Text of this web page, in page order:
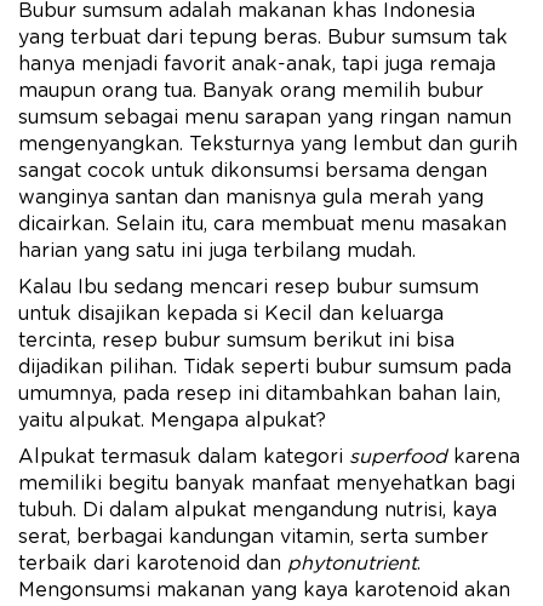
Bubur sumsum adalah makanan khas Indonesia
yang terbuat dari tepung beras. Bubur sumsum tak
hanya menjadi favorit anak-anak, tapi juga remaja
maupun orang tua. Banyak orang memilih bubur
sumsum sebagai menu sarapan yang ringan namun
mengenyangkan. Teksturnya yang lembut dan gurih
sangat cocok untuk dikonsumsi bersama dengan
wanginya santan dan manisnya gula merah yang
dicairkan. Selain itu, cara membuat menu masakan
harian yang satu ini juga terbilang mudah.
Kalau Ibu sedang mencari resep bubur sumsum
untuk disajikan kepada si Kecil dan keluarga
tercinta, resep bubur sumsum berikut ini bisa
dijadikan pilihan. Tidak seperti bubur sumsum pada
umumnya, pada resep ini ditambahkan bahan lain,
yaitu alpukat. Mengapa alpukat?
Alpukat termasuk dalam kategori superfood karena
memiliki begitu banyak manfaat menyehatkan bagi
tubuh. Di dalam alpukat mengandung nutrisi, kaya
serat, berbagai kandungan vitamin, serta sumber
terbaik dari karotenoid dan phytonutrient.
Mengonsumsi makanan yang kaya karotenoid akan